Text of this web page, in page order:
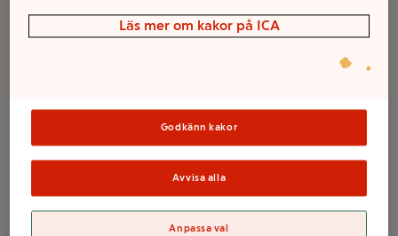
Välj butik Välj butik
Läs mer om kakor på ICA
Godkänn kakor
Avvisa alla
Anpassa val